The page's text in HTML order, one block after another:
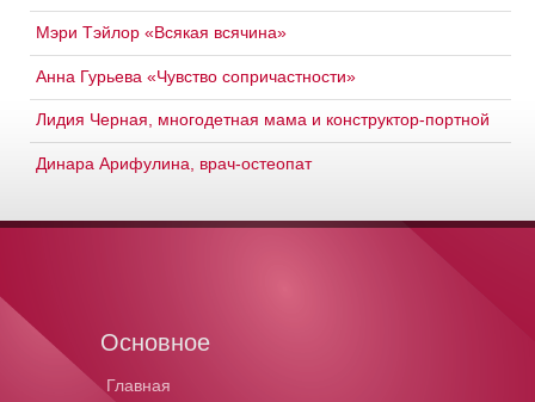
Мэри Тэйлор «Всякая всячина»
Анна Гурьева «Чувство сопричастности»
Лидия Черная, многодетная мама и конструктор-портной
Динара Арифулина, врач-остеопат
Основное
Главная